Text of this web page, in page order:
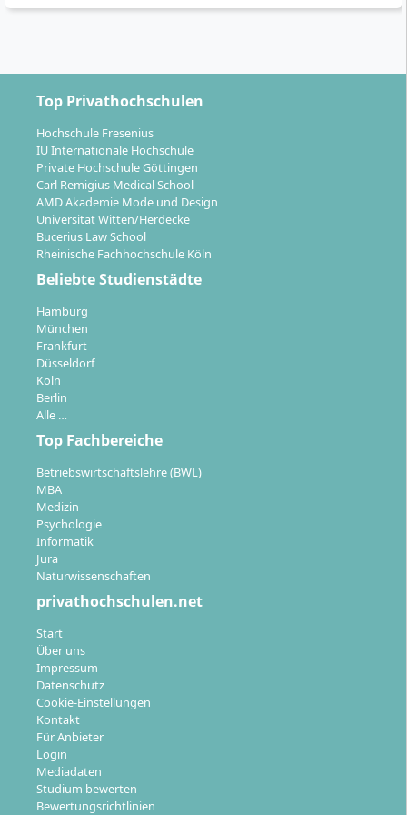
Studienablauf
Das Vollzeitstudium Betriebswirtschaft &
Management dauert 6 Semester und ist
überwiegend in Präsenz und profitierst zugleich von
digitalen Lernanteilen. Der Studienstart ist zum
Winter- und zum Sommersemester möglich.
Die ersten zwei Semester sind für den Erwerb
betriebswirtschaftlicher Grundlagen und
Methoden vorgesehen.
Ab dem dritten Semester vertiefst du dein Wissen
in selbst gewählten Spezialisierungen und
bearbeitest praxisnahe Projekte.
Im weiteren Verlauf des Studiums erwarten dich
regelmäßige Praxisphasen: Business Simulation
Game, Business Project und Praktikum.
Sprachkurse (Englisch und eine zweite
Fremdsprache) sowie Soft Skills sind fester
Das Studium schließt mit der Bachelorarbeit im
sechsten Semester ab.
Karrierechancen & Berufsmöglichkeiten
Mit dem Abschluss Bachelor of Arts in
Betriebswirtschaft & Management qualifizierst du dich
für vielfältige Berufsfelder in Unternehmen aller
Branchen. Zu den typischen Einsatzgebieten zählen:
Marketingmanagement:
Umsetzung von Marketingstrategien,
Top Privathochschulen
Hochschule Fresenius
IU Internationale Hochschule
Private Hochschule Göttingen
Carl Remigius Medical School
AMD Akademie Mode und Design
Universität Witten/Herdecke
Bucerius Law School
Rheinische Fachhochschule Köln
Beliebte Studienstädte
Hamburg
München
Frankfurt
Düsseldorf
Köln
Berlin
Alle …
Top Fachbereiche
Betriebswirtschaftslehre (BWL)
MBA
Medizin
Psychologie
Informatik
Jura
Naturwissenschaften
privathochschulen.net
Start
Über uns
Impressum
Datenschutz
Cookie-Einstellungen
Kontakt
Für Anbieter
Login
Mediadaten
Studium bewerten
Bewertungsrichtlinien